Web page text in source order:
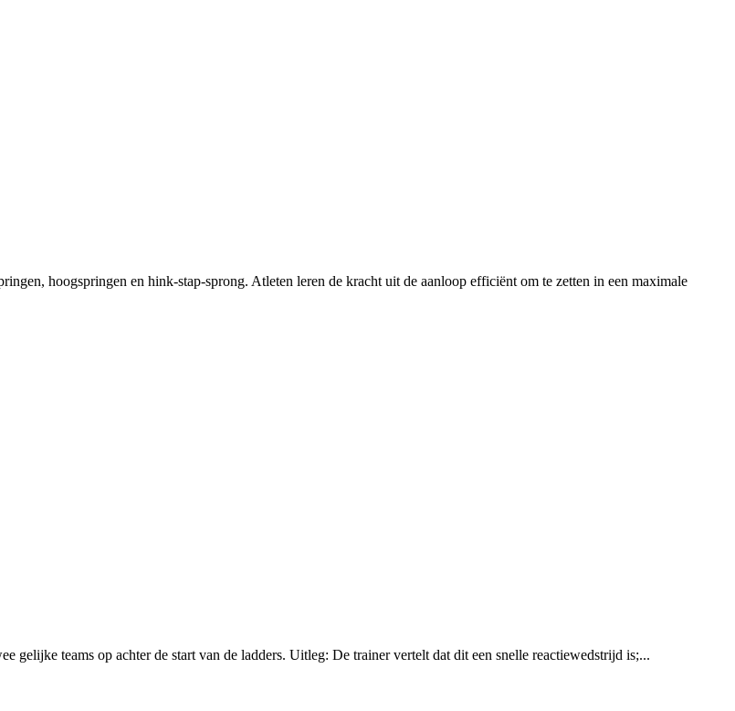
hoogspringen en hink-stap-sprong. Atleten leren de kracht uit de aanloop efficiënt om te zetten in een maximale
gelijke teams op achter de start van de ladders. Uitleg: De trainer vertelt dat dit een snelle reactiewedstrijd is;...